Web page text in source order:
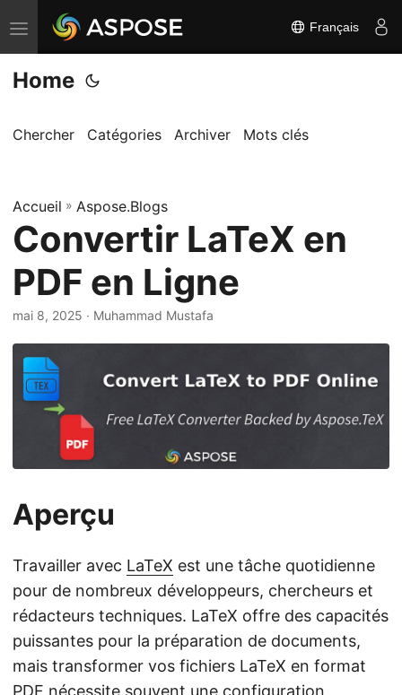
B
a
s
u
r
l
a
n
g
n
Français
Home
Chercher Catégories Archiver Mots clés
Accueil » Aspose.Blogs
Convertir LaTeX en
PDF en Ligne
mai 8, 2025 · Muhammad Mustafa
Aperçu
Travailler avec LaTeX est une tâche quotidienne
pour de nombreux développeurs, chercheurs et
rédacteurs techniques. LaTeX offre des capacités
puissantes pour la préparation de documents,
mais transformer vos fichiers LaTeX en format
PDF nécessite souvent une configuration